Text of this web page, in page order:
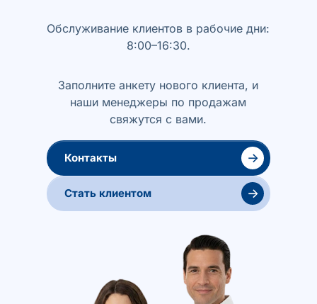
Обслуживание клиентов в рабочие дни:
8:00–16:30.
Заполните анкету нового клиента, и
наши менеджеры по продажам
свяжутся с вами.
Контакты →
Стать клиентом →